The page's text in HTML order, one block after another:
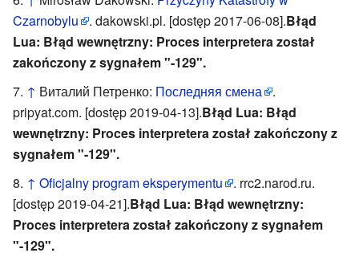
Czarnobylu
. dakowski.pl. [dostęp 2017-06-08].Błąd
Lua: Błąd wewnętrzny: Proces interpretera został
zakończony z sygnałem "-129".
↑ Виталий Петренко: Последняя смена
.
pripyat.com. [dostęp 2019-04-13].Błąd Lua: Błąd
wewnętrzny: Proces interpretera został zakończony z
sygnałem "-129".
↑ Oficjalny program eksperymentu
. rrc2.narod.ru.
[dostęp 2019-04-21].Błąd Lua: Błąd wewnętrzny:
Proces interpretera został zakończony z sygnałem
"-129".